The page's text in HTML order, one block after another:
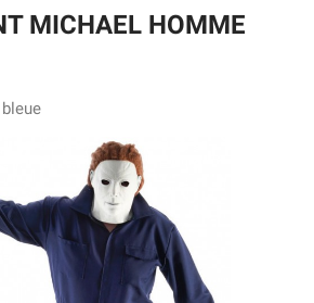
MICHAEL HOMME